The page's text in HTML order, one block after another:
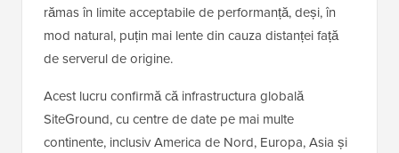
rămas în limite acceptabile de performanță, deși, în
mod natural, puțin mai lente din cauza distanței față
de serverul de origine.
Acest lucru confirmă că infrastructura globală
SiteGround, cu centre de date pe mai multe
continente, inclusiv America de Nord, Europa, Asia și